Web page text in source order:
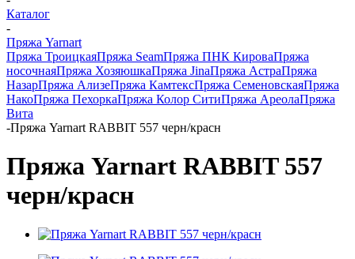
Каталог
-
Пряжа Yarnart
Пряжа ТроицкаяПряжа SeamПряжа ПНК КироваПряжа
носочнаяПряжа ХозяюшкаПряжа JinaПряжа АстраПряжа
НазарПряжа АлизеПряжа КамтексПряжа СеменовскаяПряжа
НакоПряжа ПехоркаПряжа Колор СитиПряжа АреолаПряжа
Вита
-Пряжа Yarnart RABBIT 557 черн/красн
Пряжа Yarnart RABBIT 557
черн/красн